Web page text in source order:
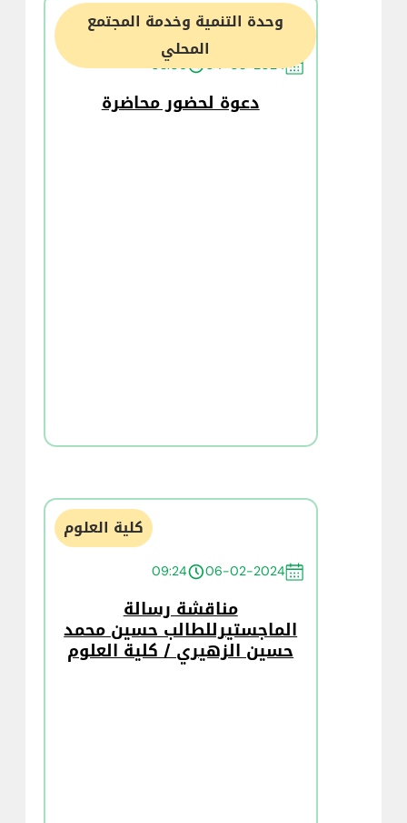
وحدة التنمية وخدمة المجتمع
المحلي
04-03-2024
03:06
دعوة لحضور محاضرة
كلية العلوم
06-02-2024
09:24
مناقشة رسالة
الماجستيرللطالب حسين محمد
حسين الزهيري / كلية العلوم